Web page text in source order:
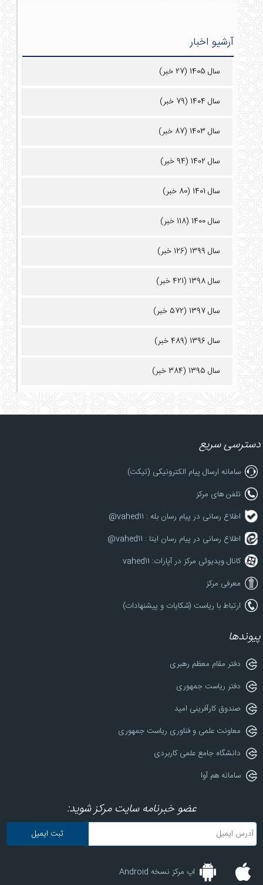
آرشیو اخبار
سال 1405 (27 خبر)
سال 1404 (79 خبر)
سال 1403 (87 خبر)
سال 1402 (94 خبر)
سال 1401 (80 خبر)
سال 1400 (118 خبر)
سال 1399 (126 خبر)
سال 1398 (421 خبر)
سال 1397 (572 خبر)
سال 1396 (489 خبر)
سال 1395 (384 خبر)
دسترسی سریع
سامانه ارسال پیام الکترونیکی (تیکت)
تلفن های مرکز
اطلاع رسانی در پیام رسان بله : vahed11@
اطلاع رسانی در پیام رسان ایتا : vahed11@
کانال ویدیوئی مرکز در آپارات: vahed11
معرفی مرکز
ارتباط با ریاست (شکایات و پیشنهادات)
پیوندها
دفتر مقام معظم رهبری
دفتر ریاست جمهوری
صندوق کارآفرینی امید
معاونت علمی و فناوری ریاست جمهوری
دانشگاه جامع علمی کاربردی
سامانه هم آوا
عضو خبرنامه سایت مرکز شوید:
اپ مرکز نسخه Android